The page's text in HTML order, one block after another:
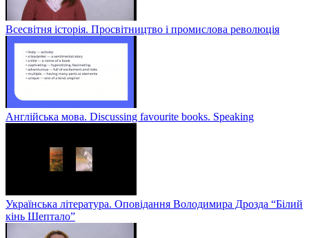
Всесвітня історія. Просвітництво і промислова революція
Англійська мова. Discussing favourite books. Speaking
Українська література. Оповідання Володимира Дрозда “Білий
кінь Шептало”